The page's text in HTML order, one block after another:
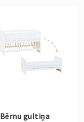
Bērnu gultiņa